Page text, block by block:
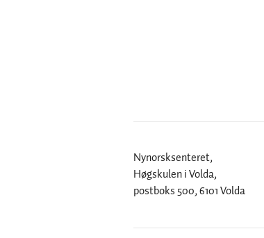
Nynorsksenteret,
Høgskulen i Volda,
postboks 500, 6101 Volda